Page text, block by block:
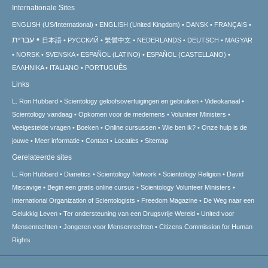
Internationale Sites
ENGLISH (US/International) ENGLISH (United Kingdom) DANSK FRANÇAIS
עברית 日本語 РУССКИЙ 繁體中文 NEDERLANDS DEUTSCH
MAGYAR
NORSK
SVENSKA ESPAÑOL (LATINO)
ESPAÑOL (CASTELLANO)
ΕΛΛΗΝΙΚA
ITALIANO PORTUGUÊS
Links
L. Ron Hubbard Scientology geloofsovertuigingen en gebruiken
Videokanaal
Scientology vandaag
Opkomen voor de medemens
Volunteer Ministers
Veelgestelde vragen
Boeken Online cursussen Wie ben ik?
Onze hulp is de
jouwe
Meer informatie Contact Locaties Sitemap
Gerelateerde sites
L. Ron Hubbard Dianetics Scientology Network Scientology Religion
David
Miscavige
Begin een gratis online cursus
Scientology Volunteer Ministers
International Organization of Scientologists
Freedom Magazine
De Weg naar een
Gelukkig Leven
Ter ondersteuning van een Drugsvrije Wereld
United voor
Mensenrechten
Jongeren voor Mensenrechten
Citizens Commission for Human
Rights